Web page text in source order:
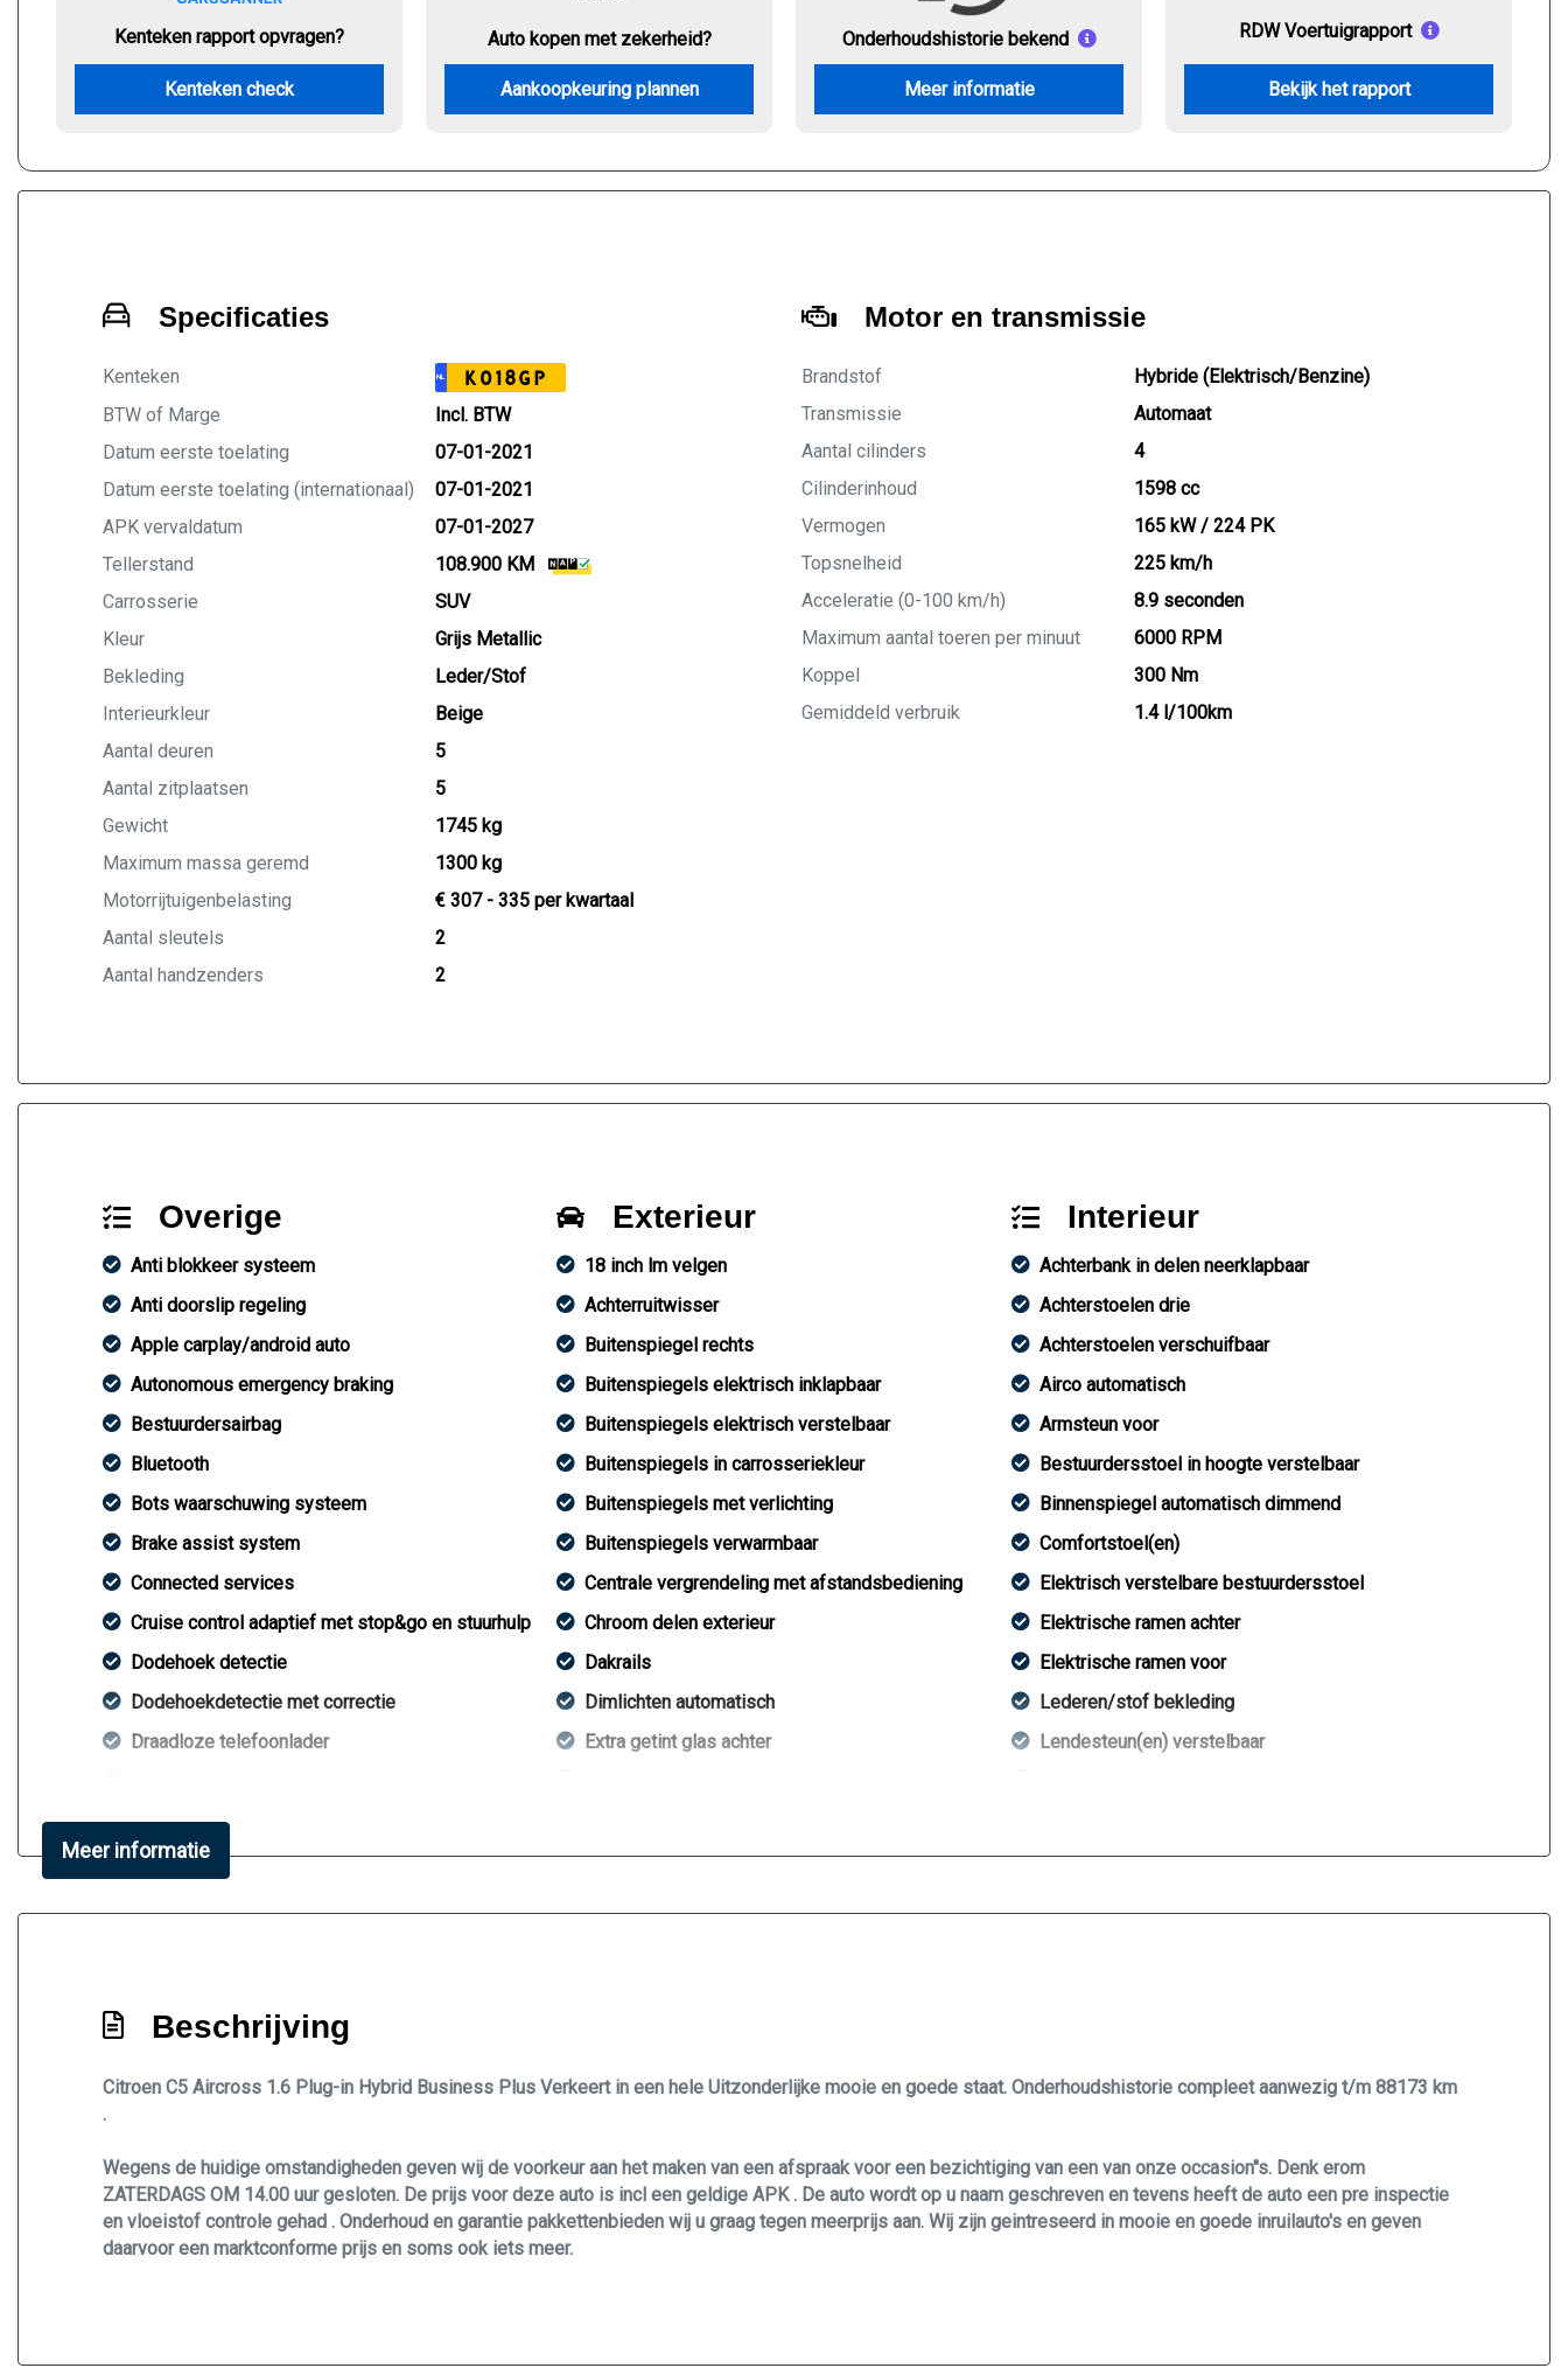
Kenteken rapport opvragen?
Kenteken check
Auto kopen met zekerheid?
Aankoopkeuring plannen
Onderhoudshistorie bekend
Meer informatie
RDW Voertuigrapport
Bekijk het rapport
Specificaties
Kenteken NL K018GP
BTW of Marge
Incl. BTW
Datum eerste toelating
07-01-2021
Datum eerste toelating (internationaal)
07-01-2021
APK vervaldatum
07-01-2027
Tellerstand
108.900 KM
Carrosserie
SUV
Kleur
Grijs Metallic
Bekleding
Leder/Stof
Interieurkleur
Beige
Aantal deuren
5
Aantal zitplaatsen
5
Gewicht
1745 kg
Maximum massa geremd
1300 kg
Motorrijtuigenbelasting
€ 307 - 335 per kwartaal
Aantal sleutels
2
Aantal handzenders
2
Motor en transmissie
Brandstof
Hybride (Elektrisch/Benzine)
Transmissie
Automaat
Aantal cilinders
4
Cilinderinhoud
1598 cc
Vermogen
165 kW / 224 PK
Topsnelheid
225 km/h
Acceleratie (0-100 km/h)
8.9 seconden
Maximum aantal toeren per minuut
6000 RPM
Koppel
300 Nm
Gemiddeld verbruik
1.4 l/100km
Overige
Anti blokkeer systeem
Anti doorslip regeling
Apple carplay/android auto
Autonomous emergency braking
Bestuurdersairbag
Bluetooth
Bots waarschuwing systeem
Brake assist system
Connected services
Cruise control adaptief met stop&go en stuurhulp
Dodehoek detectie
Dodehoekdetectie met correctie
Draadloze telefoonlader
Elektronische remkrachtverdeling
Geluidsisolerend glas
Kunstlederen interieurdelen
Oplaadmogelijkheid
Rijstrooksensor met correctie
Volledig digitaal instrumentenpaneel
Zij airbag(s) voor
Exterieur
18 inch lm velgen
Achterruitwisser
Buitenspiegel rechts
Buitenspiegels elektrisch inklapbaar
Buitenspiegels elektrisch verstelbaar
Buitenspiegels in carrosseriekleur
Buitenspiegels met verlichting
Buitenspiegels verwarmbaar
Centrale vergrendeling met afstandsbediening
Chroom delen exterieur
Dakrails
Dimlichten automatisch
Extra getint glas achter
Led dagrijverlichting
Trekhaak met afneembare kogel
Interieur
Achterbank in delen neerklapbaar
Achterstoelen drie
Achterstoelen verschuifbaar
Airco automatisch
Armsteun voor
Bestuurdersstoel in hoogte verstelbaar
Binnenspiegel automatisch dimmend
Comfortstoel(en)
Elektrisch verstelbare bestuurdersstoel
Elektrische ramen achter
Elektrische ramen voor
Lederen/stof bekleding
Lendesteun(en) verstelbaar
Stuur leder
Meer informatie
Beschrijving
Citroen C5 Aircross 1.6 Plug-in Hybrid Business Plus Verkeert in een hele Uitzonderlijke mooie en goede staat. Onderhoudshistorie compleet aanwezig t/m 88173 km
.
Wegens de huidige omstandigheden geven wij de voorkeur aan het maken van een afspraak voor een bezichtiging van een van onze occasion"s. Denk erom
ZATERDAGS OM 14.00 uur gesloten. De prijs voor deze auto is incl een geldige APK . De auto wordt op u naam geschreven en tevens heeft de auto een pre inspectie
en vloeistof controle gehad . Onderhoud en garantie pakkettenbieden wij u graag tegen meerprijs aan. Wij zijn geintreseerd in mooie en goede inruilauto's en geven
daarvoor een marktconforme prijs en soms ook iets meer.